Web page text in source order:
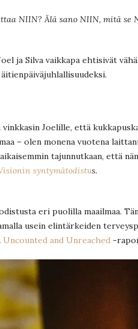
NIIN? Älä sano NIIN, mitä se
ja Silva vaikkapa ehtisivät
Joelille, että
– olen monena vuotena
tajunnutkaan, että
syntymätodistus.
eri puolilla maailmaa.
usein elintärkeiden
Uncounted and Unreached -